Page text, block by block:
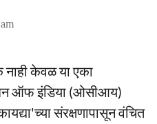
नाही केवळ या एका
ऑफ इंडिया (ओसीआय)
संरक्षणापासून वंचित